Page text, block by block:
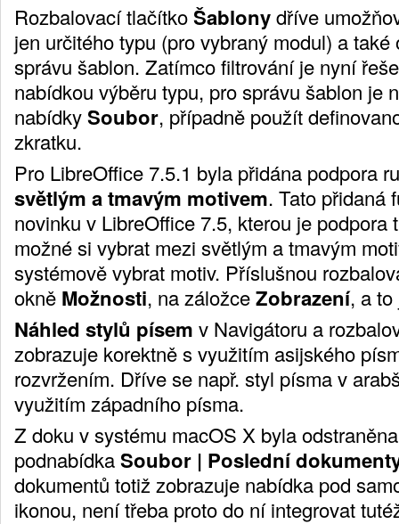
Rozbalovací tlačítkoŠablonydříve
jen určitého typu (pro vybraný modul) a
správu šablon. Zatímco filtrování je nyní
nabídkou výběru typu, pro správu šablon je
nabídkySoubor, případně použít
zkratku.
Pro LibreOffice 7.5.1 byla přidána podpora
světlým a tmavým motivem. Tato přidaná
novinku v LibreOffice 7.5, kterou je podpora
možné si vybrat mezi světlým a tmavým
systémově vybrat motiv. Příslušnou
okně Možnosti, na záložceZobrazení, a to
Náhled stylů písem v Navigátoru a
zobrazuje korektně s využitím asijského
rozvržením. Dříve se např. styl písma v
využitím západního písma.
Z doku v systému macOS X byla
podnabídkaSoubor | Poslední
dokumentů totiž zobrazuje nabídka pod
ikonou, není třeba proto do ní integrovat